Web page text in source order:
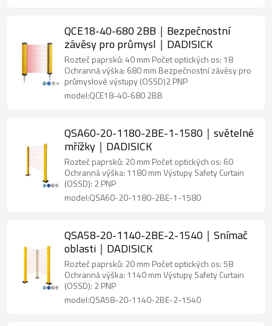
QCE18-40-680 2BB｜Bezpečnostní
závěsy pro průmysl｜DADISICK
Rozteč paprsků: 40 mm Počet optických os: 18
Ochranná výška: 680 mm Bezpečnostní závěsy pro
průmyslové výstupy (OSSD)2 PNP
model:QCE18-40-680 2BB
QSA60-20-1180-2BE-1-1580｜světelné
mřížky｜DADISICK
Rozteč paprsků: 20 mm Počet optických os: 60
Ochranná výška: 1180 mm Výstupy Safety Curtain
(OSSD): 2 PNP
model:QSA60-20-1180-2BE-1-1580
QSA58-20-1140-2BE-2-1540｜Snímač
oblasti｜DADISICK
Rozteč paprsků: 20 mm Počet optických os: 58
Ochranná výška: 1140 mm Výstupy Safety Curtain
(OSSD): 2 PNP
model:QSA58-20-1140-2BE-2-1540